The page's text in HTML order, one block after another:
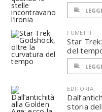
LEGGI
FUMETTI
Star
del
LEGGI
EDITORIA
storia